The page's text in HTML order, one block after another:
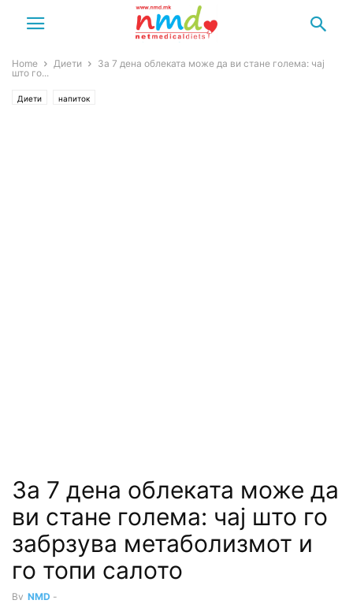
Home Диети
За 7 дена облеката може да ви стане голема: чај
што го...
Диети напиток
За 7 дена облеката може да
ви стане голема: чај што го
забрзува метаболизмот и
го топи салото
By NMD -